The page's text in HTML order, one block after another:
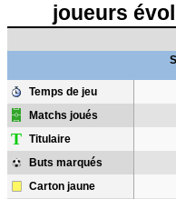
joueurs
Temps de jeu
Matchs joués
T Titulaire
Buts marqués
Carton jaune